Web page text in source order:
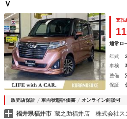
Ｖ
支払
通常ロ
年式
車検
整備
保証
販売店保証 車両状態評価書 オンライン商談可
福井県福井市 蔵之助福井店 株式会社ス